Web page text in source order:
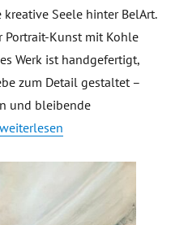
Seele hinter BelArt.
Portrait-Kunst mit Kohle
Werk ist handgefertigt,
zum Detail gestaltet –
und bleibende
„BelArt – Kohlezeichnungen &
weiterlesen